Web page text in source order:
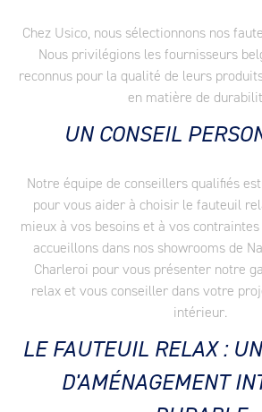
Chez Usico, nous sélectionnons nos
Nous privilégions les fournisseurs
reconnus pour la qualité de leurs
en matière de
UN CONSEIL
Notre équipe de conseillers qualifiés
pour vous aider à choisir le fauteuil
mieux à vos besoins et à vos contraintes
accueillons dans nos showrooms de
Charleroi pour vous présenter notre
relax et vous conseiller dans votre
intérieur.
LE FAUTEUIL RELAX :
D'AMÉNAGEMENT